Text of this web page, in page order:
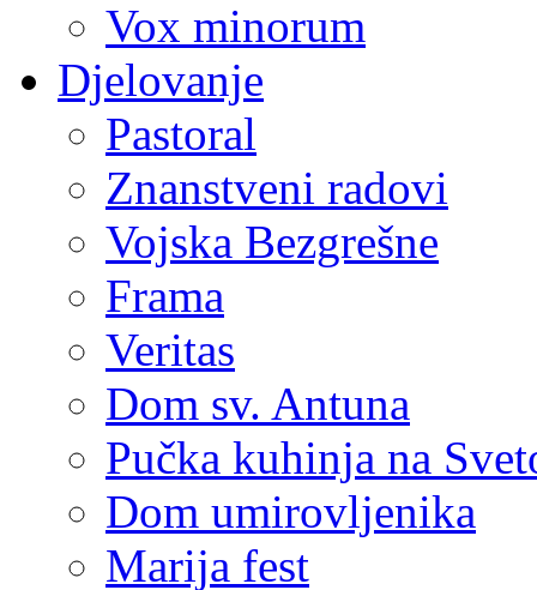
Vox minorum
Djelovanje
Pastoral
Znanstveni radovi
Vojska Bezgrešne
Frama
Veritas
Dom sv. Antuna
Pučka kuhinja na
Dom umirovljenika
Marija fest